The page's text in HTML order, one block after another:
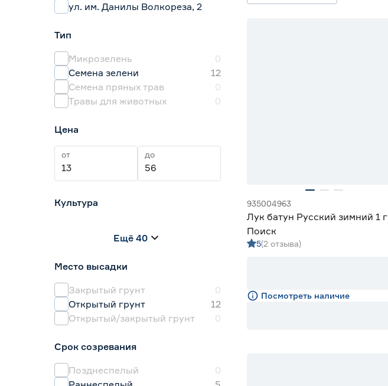
ул. им. Данилы Волкореза, 2
Тип
Микрозелень
0
Семена зелени
12
Семена пряных трав
0
Травы для животных
0
Цена
от до
Культура
Горчица
Ещё 40
Место высадки
Закрытый грунт
0
Открытый грунт
12
Открытый/закрытый грунт
0
Срок созревания
Позднеспелый
0
935004963
Лук батун Русский зимний 1 г
Поиск
5(2 отзыва)
Посмотреть наличие